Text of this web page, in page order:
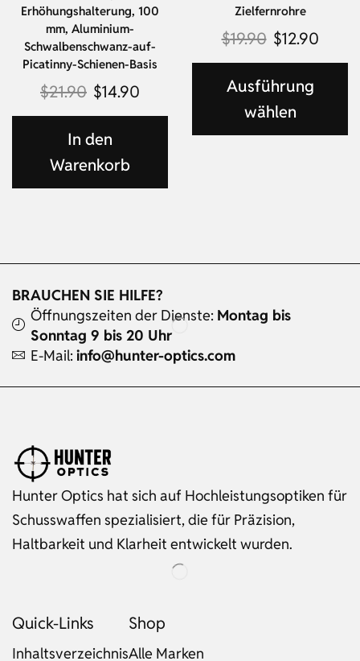
Erhöhungshalterung, 100
mm, Aluminium-
Schwalbenschwanz-auf-
Picatinny-Schienen-Basis
$21.90 $14.90
In den
Warenkorb
Zielfernrohre
$19.90 $12.90
Ausführung
wählen
BRAUCHEN SIE HILFE?
Öffnungszeiten der Dienste: Montag bis
Sonntag 9 bis 20 Uhr
E-Mail: info@hunter-optics.com
Hunter Optics hat sich auf Hochleistungsoptiken für
Schusswaffen spezialisiert, die für Präzision,
Haltbarkeit und Klarheit entwickelt wurden.
Quick-Links
Inhaltsverzeichnis
Shop
Alle Marken